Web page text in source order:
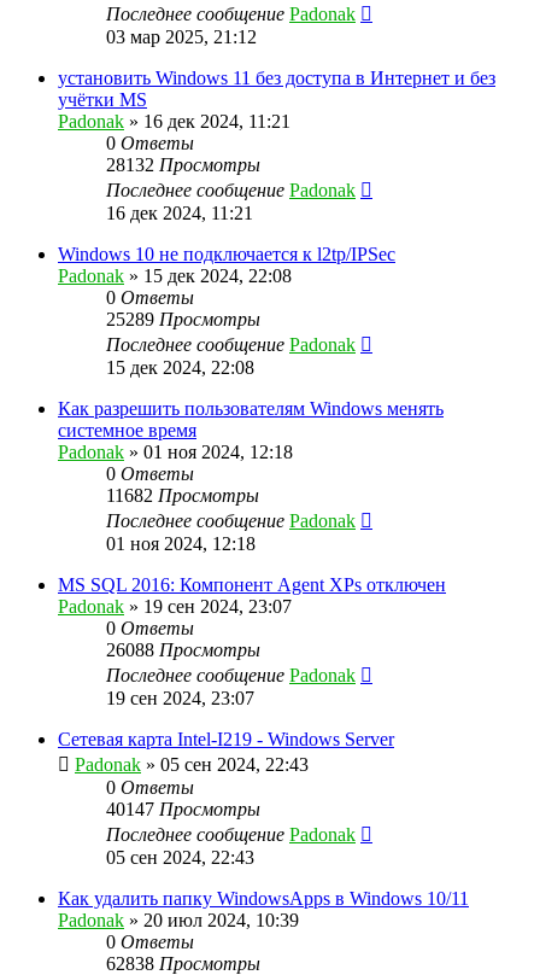
Последнее сообщение Padonak
03 мар 2025, 21:12
установить Windows 11 без доступа в Интернет и без
учётки MS
Padonak » 16 дек 2024, 11:21
0 Ответы
28132 Просмотры
Последнее сообщение Padonak
16 дек 2024, 11:21
Windows 10 не подключается к l2tp/IPSec
Padonak » 15 дек 2024, 22:08
0 Ответы
25289 Просмотры
Последнее сообщение Padonak
15 дек 2024, 22:08
Как разрешить пользователям Windows менять
системное время
Padonak » 01 ноя 2024, 12:18
0 Ответы
11682 Просмотры
Последнее сообщение Padonak
01 ноя 2024, 12:18
MS SQL 2016: Компонент Agent XPs отключен
Padonak » 19 сен 2024, 23:07
0 Ответы
26088 Просмотры
Последнее сообщение Padonak
19 сен 2024, 23:07
Сетевая карта Intel-I219 - Windows Server
Padonak » 05 сен 2024, 22:43
0 Ответы
40147 Просмотры
Последнее сообщение Padonak
05 сен 2024, 22:43
Как удалить папку WindowsApps в Windows 10/11
Padonak » 20 июл 2024, 10:39
0 Ответы
62838 Просмотры